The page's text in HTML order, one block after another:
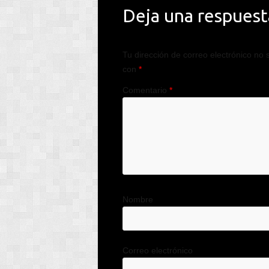
Deja una
Tu dirección de correo electrónico no
con*
Comentario*
Nombre
Correo electrónico